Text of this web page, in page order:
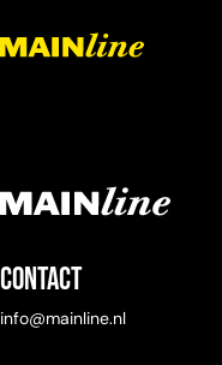
Contact
info@mainline.nl